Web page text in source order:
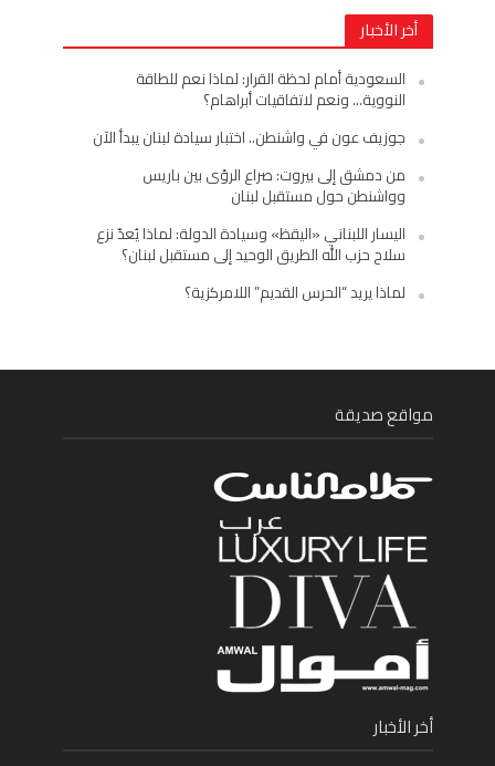
أخر الأخبار
السعودية أمام لحظة القرار: لماذا نعم للطاقة
النووية… ونعم لاتفاقيات أبراهام؟
جوزيف عون في واشنطن.. اختبار سيادة لبنان يبدأ الآن
من دمشق إلى بيروت: صراع الرؤى بين باريس
وواشنطن حول مستقبل لبنان
اليسار اللبناني «اليقظ» وسيادة الدولة: لماذا يُعدّ نزع
سلاح حزب الله الطريق الوحيد إلى مستقبل لبنان؟
لماذا يريد “الحرس القديم” اللامركزية؟
مواقع صديقة
أخر الأخبار